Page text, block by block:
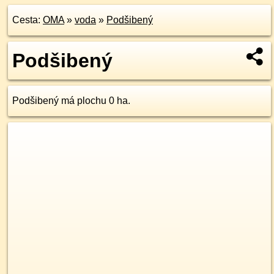
Cesta: OMA» voda » Podšibený
Podšibený
Podšibený má plochu 0 ha.